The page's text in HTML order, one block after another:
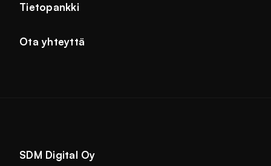
Tietopankki
Ota yhteyttä
SDM Digital Oy